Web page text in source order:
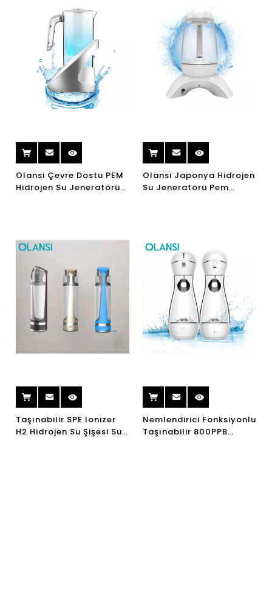
Olansi Çevre Dostu PEM
Hidrojen Su Jeneratörü
Olansi Japonya Hidrojen
Su Jeneratörü Pem
Taşınabilir SPE Ionizer
H2 Hidrojen Su Şişesi Su
Nemlendirici Fonksiyonlu
Taşınabilir 800PPB